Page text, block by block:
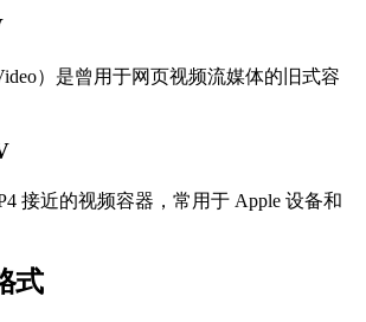
）是曾用于网页视频流媒体的旧式容
接近的视频容器，常用于 Apple 设备和
式